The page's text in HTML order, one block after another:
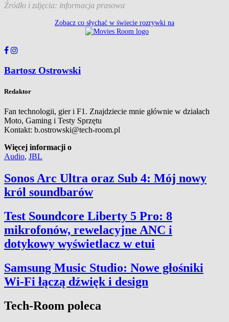
Źródło i zdjęcia: informacja prasowa
Zobacz co słychać w świecie rozrywki na
Bartosz Ostrowski
Redaktor
Fan technologii, gier i F1. Znajdziecie mnie głównie w działach
Moto, Gaming i Testy Sprzętu
Kontakt: b.ostrowski@tech-room.pl
Więcej informacji o
Audio, JBL
Sonos Arc Ultra oraz Sub 4: Mój nowy
król soundbarów
Test Soundcore Liberty 5 Pro: 8
mikrofonów, rewelacyjne ANC i
dotykowy wyświetlacz w etui
Samsung Music Studio: Nowe głośniki
Wi-Fi łączą dźwięk i design
Tech-Room poleca